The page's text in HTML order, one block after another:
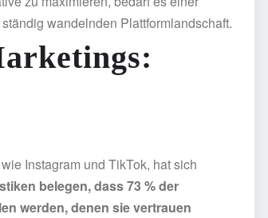
wandelnden Plattformlandschaft.
Instagram und TikTok, hat sich
belegen, dass 73 % der
werden, denen sie vertrauen